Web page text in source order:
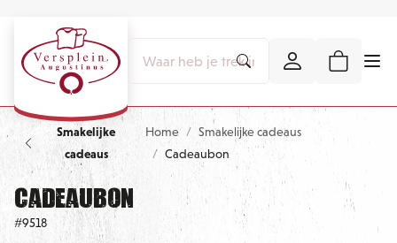
Smakelijke
cadeaus
Home
Smakelijke cadeaus
Cadeaubon
Cadeaubon
#9518